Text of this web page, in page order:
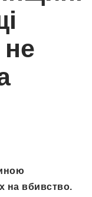
не
на вбивство.